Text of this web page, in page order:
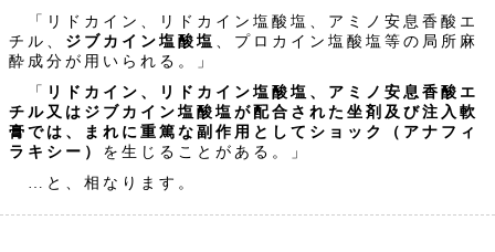
「リドカイン、リドカイン塩酸塩、アミノ安息香酸エ
チル、 ジブカイン塩酸塩
、プロカイン塩酸塩等の局所麻
酔成分が用いられる。」
「 リドカイン、リドカイン塩酸塩、アミノ安息香酸エ
チル又はジブカイン塩酸塩が配合された坐剤及び注入軟
膏では、まれに重篤な副作用としてショック（アナフィ
ラキシー） を生じることがある。」
…と、相なります。